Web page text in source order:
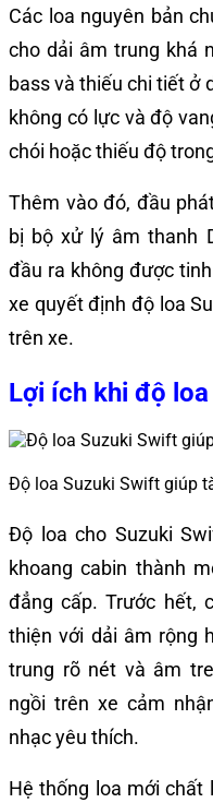
Các loa nguyên bản
cho dải âm trung khá
bass và thiếu chi tiết ở
không có lực và độ
chói hoặc thiếu độ
Thêm vào đó, đầu
bị bộ xử lý âm thanh
đầu ra không được
xe quyết định độ loa
trên xe.
Lợi ích khi độ
Độ loa Suzuki Swift giúp
Độ loa cho Suzuki
khoang cabin thành
đẳng cấp. Trước hết,
thiện với dải âm rộng
trung rõ nét và âm
ngồi trên xe cảm
nhạc yêu thích.
Hệ thống loa mới chất